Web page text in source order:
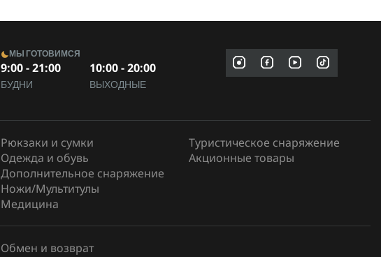
МЫ ГОТОВИМСЯ
9:00 - 21:00
БУДНИ
10:00 - 20:00
ВЫХОДНЫЕ
Рюкзаки и сумки
Одежда и обувь
Дополнительное снаряжение
Ножи/Мультитулы
Медицина
Туристическое снаряжение
Акционные товары
Обмен и возврат